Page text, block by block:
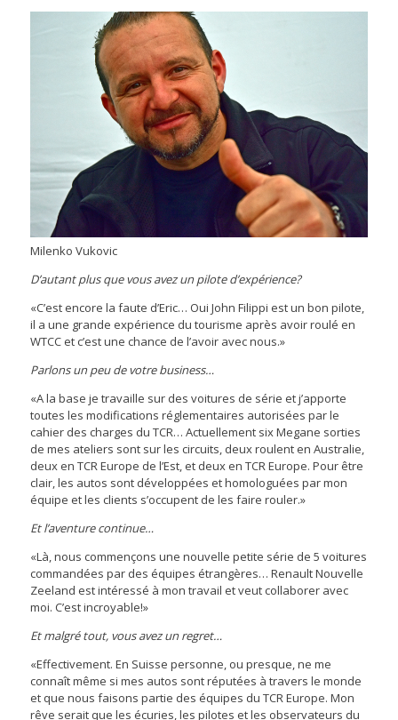
Milenko Vukovic
D’autant plus que vous avez un pilote d’expérience?
«C’est encore la faute d’Eric… Oui John Filippi est un bon pilote,
il a une grande expérience du tourisme après avoir roulé en
WTCC et c’est une chance de l’avoir avec nous.»
Parlons un peu de votre business…
«A la base je travaille sur des voitures de série et j’apporte
toutes les modifications réglementaires autorisées par le
cahier des charges du TCR… Actuellement six Megane sorties
de mes ateliers sont sur les circuits, deux roulent en Australie,
deux en TCR Europe de l’Est, et deux en TCR Europe. Pour être
clair, les autos sont développées et homologuées par mon
équipe et les clients s’occupent de les faire rouler.»
Et l’aventure continue…
«Là, nous commençons une nouvelle petite série de 5 voitures
commandées par des équipes étrangères… Renault Nouvelle
Zeeland est intéressé à mon travail et veut collaborer avec
moi. C’est incroyable!»
Et malgré tout, vous avez un regret…
«Effectivement. En Suisse personne, ou presque, ne me
connaît même si mes autos sont réputées à travers le monde
et que nous faisons partie des équipes du TCR Europe. Mon
rêve serait que les écuries, les pilotes et les observateurs du